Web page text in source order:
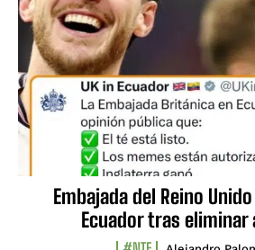
Embajada del Reino
Ecuador tras eliminar